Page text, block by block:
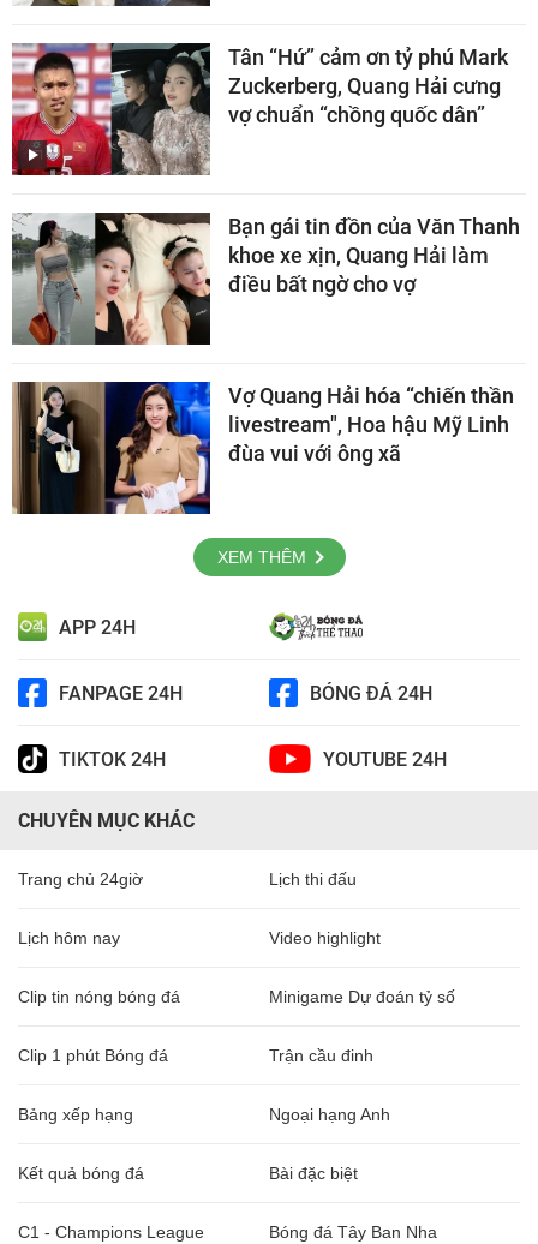
Tân “Hứ” cảm ơn tỷ phú Mark
Zuckerberg, Quang Hải cưng
vợ chuẩn “chồng quốc dân”
Bạn gái tin đồn của Văn Thanh
khoe xe xịn, Quang Hải làm
điều bất ngờ cho vợ
Vợ Quang Hải hóa “chiến thần
livestream", Hoa hậu Mỹ Linh
đùa vui với ông xã
XEM THÊM
APP 24H
FANPAGE 24H BÓNG ĐÁ 24H
TIKTOK 24H YOUTUBE 24H
CHUYÊN MỤC KHÁC
Trang chủ 24giờ Lịch thi đấu
Lịch hôm nay Video highlight
Clip tin nóng bóng đá Minigame Dự đoán tỷ số
Clip 1 phút Bóng đá Trận cầu đinh
Bảng xếp hạng Ngoại hạng Anh
Kết quả bóng đá Bài đặc biệt
C1 - Champions League Bóng đá Tây Ban Nha